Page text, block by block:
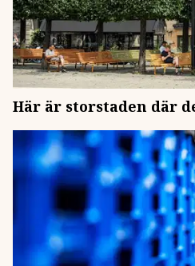
Här är storstaden där